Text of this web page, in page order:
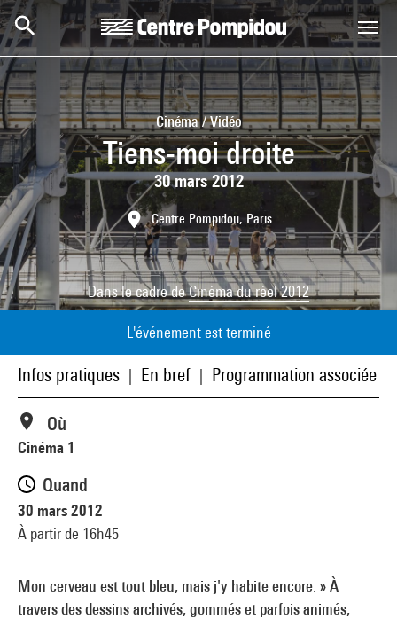
Aller au contenu principal
Centre Pompidou
Cinéma / Vidéo
Tiens-moi droite
30 mars 2012
Centre Pompidou, Paris
Dans le cadre deCinéma du réel 2012
L'événement est terminé
Infos pratiques En bref Programmation associée
Mon cerveau est tout bleu, mais j'y habite encore. » À
travers des dessins archivés, gommés et parfois animés,
Où
Cinéma 1
Quand
30 mars 2012
À partir de 16h45